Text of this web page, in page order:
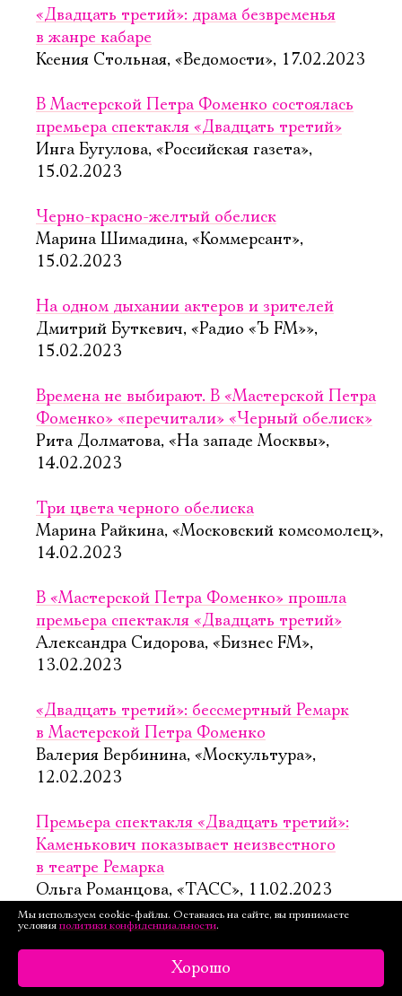
«Двадцать третий»: драма безвременья
в жанре кабаре
Ксения Стольная, «Ведомости», 17.02.2023
В Мастерской Петра Фоменко состоялась
премьера спектакля «Двадцать третий»
Инга Бугулова, «Российская газета»,
15.02.2023
Черно-красно-желтый обелиск
Марина Шимадина, «Коммерсант»,
15.02.2023
На одном дыхании актеров и зрителей
Дмитрий Буткевич, «Радио «Ъ FM»»,
15.02.2023
Времена не выбирают. В «Мастерской Петра
Фоменко» «перечитали» «Черный обелиск»
Рита Долматова, «На западе Москвы»,
14.02.2023
Три цвета черного обелиска
Марина Райкина, «Московский комсомолец»,
14.02.2023
В «Мастерской Петра Фоменко» прошла
премьера спектакля «Двадцать третий»
Александра Сидорова, «Бизнес FM»,
13.02.2023
«Двадцать третий»: бессмертный Ремарк
в Мастерской Петра Фоменко
Валерия Вербинина, «Москультура»,
12.02.2023
Премьера спектакля «Двадцать третий»:
Каменькович показывает неизвестного
в театре Ремарка
Ольга Романцова, «ТАСС», 11.02.2023
В «Мастерской Фоменко» расскажут
«историю одной запоздалой молодости»
Елена Алдашева, «Театр.», 10.02.2023
Мы используем cookie-файлы. Оставаясь на сайте, вы принимаете
условия политики конфиденциальности.
Хорошо